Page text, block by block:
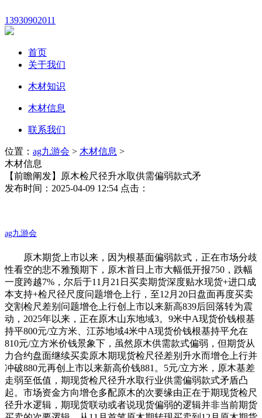
13930902011
首页
关于我们
木材知识
木材信息
联系我们
位置： ag九游会 > 木材信息 >
木材信息
【前瞻阐发】原木检尺径升水取供需偏弱款式矛
发布时间：2025-04-09 12:54 点击：
ag九游会
原木期货上市以来，因为根基面偏弱款式，正在市场分歧
性看空的悲不雅预期下，原木首日上市大幅低开报750，跌幅
一度跨越7%，尔后于11月21日买卖期货深度贴水现货+进口成
本支持+检尺径尺度问题增仓上行，至12月20日盘面再度买卖
交割检尺差别问题增仓上行创上市以来新高839后回落转为震
动，2025年以来，正在原木山东地域3。9米中A现货价钱根基
持平800元/立方米、江苏地域4米中A现货价钱根基持平允在
810元/立方米价钱景象下，虽然原木供需款式偏弱，但期货从
力合约盘面继续买卖原木期现货检尺径差别升水而增仓上行并
冲破880元再创上市以来新高价钱881。5元/立方米，原木基差
走弱至低值，期现货检尺径升水取行业供需偏弱款式矛盾凸
起。市场资金方向增仓多配原木的次要缘由正在于期现货检尺
径升水逻辑，期现货联动或者说现货偏弱的逻辑并非当前期货